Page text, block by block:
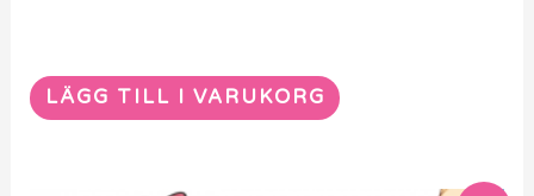
LÄGG TILL I VARUKORG